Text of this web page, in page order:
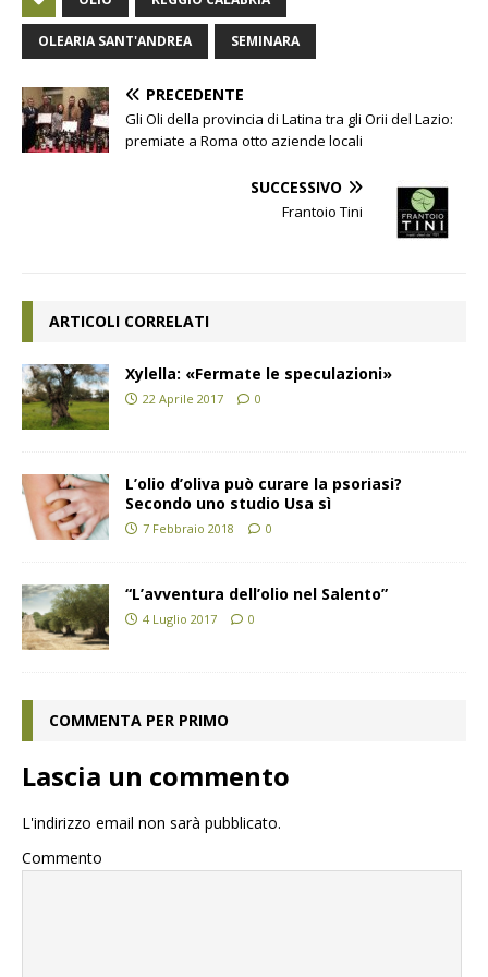
OLEARIA SANT'ANDREA SEMINARA
PRECEDENTE
Gli Oli della provincia di Latina tra gli Orii del Lazio:
premiate a Roma otto aziende locali
SUCCESSIVO
Frantoio Tini
ARTICOLI CORRELATI
Xylella: «Fermate le speculazioni»
22 Aprile 2017 0
L’olio d’oliva può curare la psoriasi?
Secondo uno studio Usa sì
7 Febbraio 2018 0
“L’avventura dell’olio nel Salento”
4 Luglio 2017 0
COMMENTA PER PRIMO
Lascia un commento
L'indirizzo email non sarà pubblicato.
Commento